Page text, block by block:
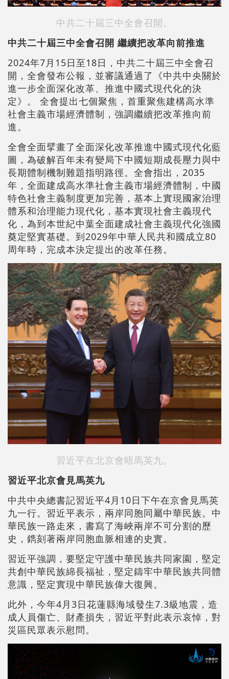
中共二十屆三中全會召開。
中共二十屆三中全會召開 繼續把改革向前推進
2024年7月15日至18日，中共二十屆三中全會召
開，全會發布公報，並審議通過了《中共中央關於
進一步全面深化改革、推進中國式現代化的決
定》。 全會提出七個聚焦，首重聚焦建構高水準
社會主義市場經濟體制，強調繼續把改革推向前
進。
全會全面擘畫了全面深化改革推進中國式現代化藍
圖，為破解百年未有變局下中國短期成長壓力與中
長期體制機制難題指明路徑。全會指出，2035
年，全面建成高水準社會主義市場經濟體制，中國
特色社會主義制度更加完善，基本上實現國家治理
體系和治理能力現代化，基本實現社會主義現代
化，為到本世紀中葉全面建成社會主義現代化強國
奠定堅實基礎。到2029年中華人民共和國成立80
周年時，完成本決定提出的改革任務。
習近平在北京會晤馬英九。
習近平北京會見馬英九
中共中央總書記習近平4月10日下午在京會見馬英
九一行。習近平表示，兩岸同胞同屬中華民族。中
華民族一路走來，書寫了海峽兩岸不可分割的歷
史，鐫刻著兩岸同胞血脈相連的史實。
習近平強調，要堅定守護中華民族共同家園，堅定
共創中華民族綿長福祉，堅定鑄牢中華民族共同體
意識，堅定實現中華民族偉大復興。
此外，今年4月3日花蓮縣海域發生7.3級地震，造
成人員傷亡、財產損失，習近平對此表示哀悼，對
災區民眾表示慰問。